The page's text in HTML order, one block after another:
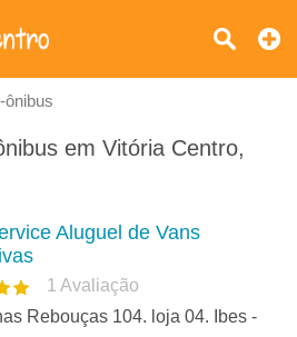
ônibus
em Vitória Centro,
Aluguel de Vans
1 Avaliação
Rebouças 104. loja 04. Ibes -